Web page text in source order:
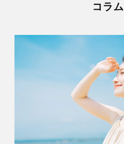
コラム